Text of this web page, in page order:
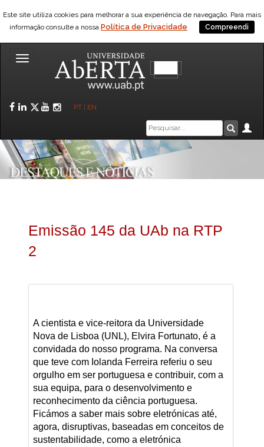
Este site utiliza cookies para melhorar a sua experiência de navegação. Para mais
informação consulte a nossa Política de Privacidade Compreendi
Toggle
Facebook
LinkedIn
Twitter
YouTube
Instagram
PT EN
Caixa
de
pesquisa
Emissão 145 da UAb na RTP
2
A cientista e vice-reitora da Universidade
Nova de Lisboa (UNL), Elvira Fortunato, é a
convidada do nosso programa. Na conversa
que teve com Iolanda Ferreira referiu o seu
orgulho em ser portuguesa e contribuir, com a
sua equipa, para o desenvolvimento e
reconhecimento da ciência portuguesa.
Ficámos a saber mais sobre eletrónicas até,
agora, disruptivas, baseadas em conceitos de
sustentabilidade, como a eletrónica